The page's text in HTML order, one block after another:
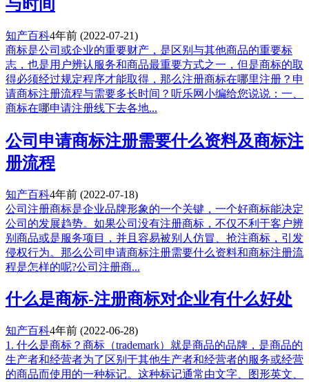
与时间
知产百科4年前 (2022-07-21)
商标是公司或企业的重要财产，是区别与其他商品的重要标
志，也是用户辨认服务和商品最重要方式之一，但是商标的取
得必须经过规定程序才能取得，那么注册商标在哪里注册？申
请商标注册流程与需要多长时间？听乐网小编给您说说：一、
商标在哪申请注册线下去各地...
公司申请商标注册需要什么资料及商标注
册流程
知产百科4年前 (2022-07-18)
公司注册商标是企业品牌形象的一个关键，一个好商标能决定
公司的发展趋势。如果公司没有注册商标，不仅不利于客户辨
别商品或是服务项目，并且容易被别人仿冒、抢注商标，引发
侵权行为。那么公司申请商标注册需要什么资料和商标注册流
程是怎样的呢?公司注册商...
什么是商标-注册商标对企业有什么好处
知产百科4年前 (2022-06-28)
1. 什么是商标？商标（trademark）就是商品的品牌，是商品的
生产者和经营者为了区别于其他生产者和经营者的服务或经营
的商品而使用的一种标记。这种标记通常由文字、图形英文、